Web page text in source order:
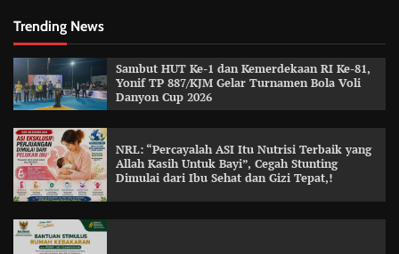
Trending News
Sambut HUT Ke-1 dan Kemerdekaan RI Ke-81,
Yonif TP 887/KJM Gelar Turnamen Bola Voli
Danyon Cup 2026
NRL: “Percayalah ASI Itu Nutrisi Terbaik yang
Allah Kasih Untuk Bayi”, Cegah Stunting
Dimulai dari Ibu Sehat dan Gizi Tepat,!